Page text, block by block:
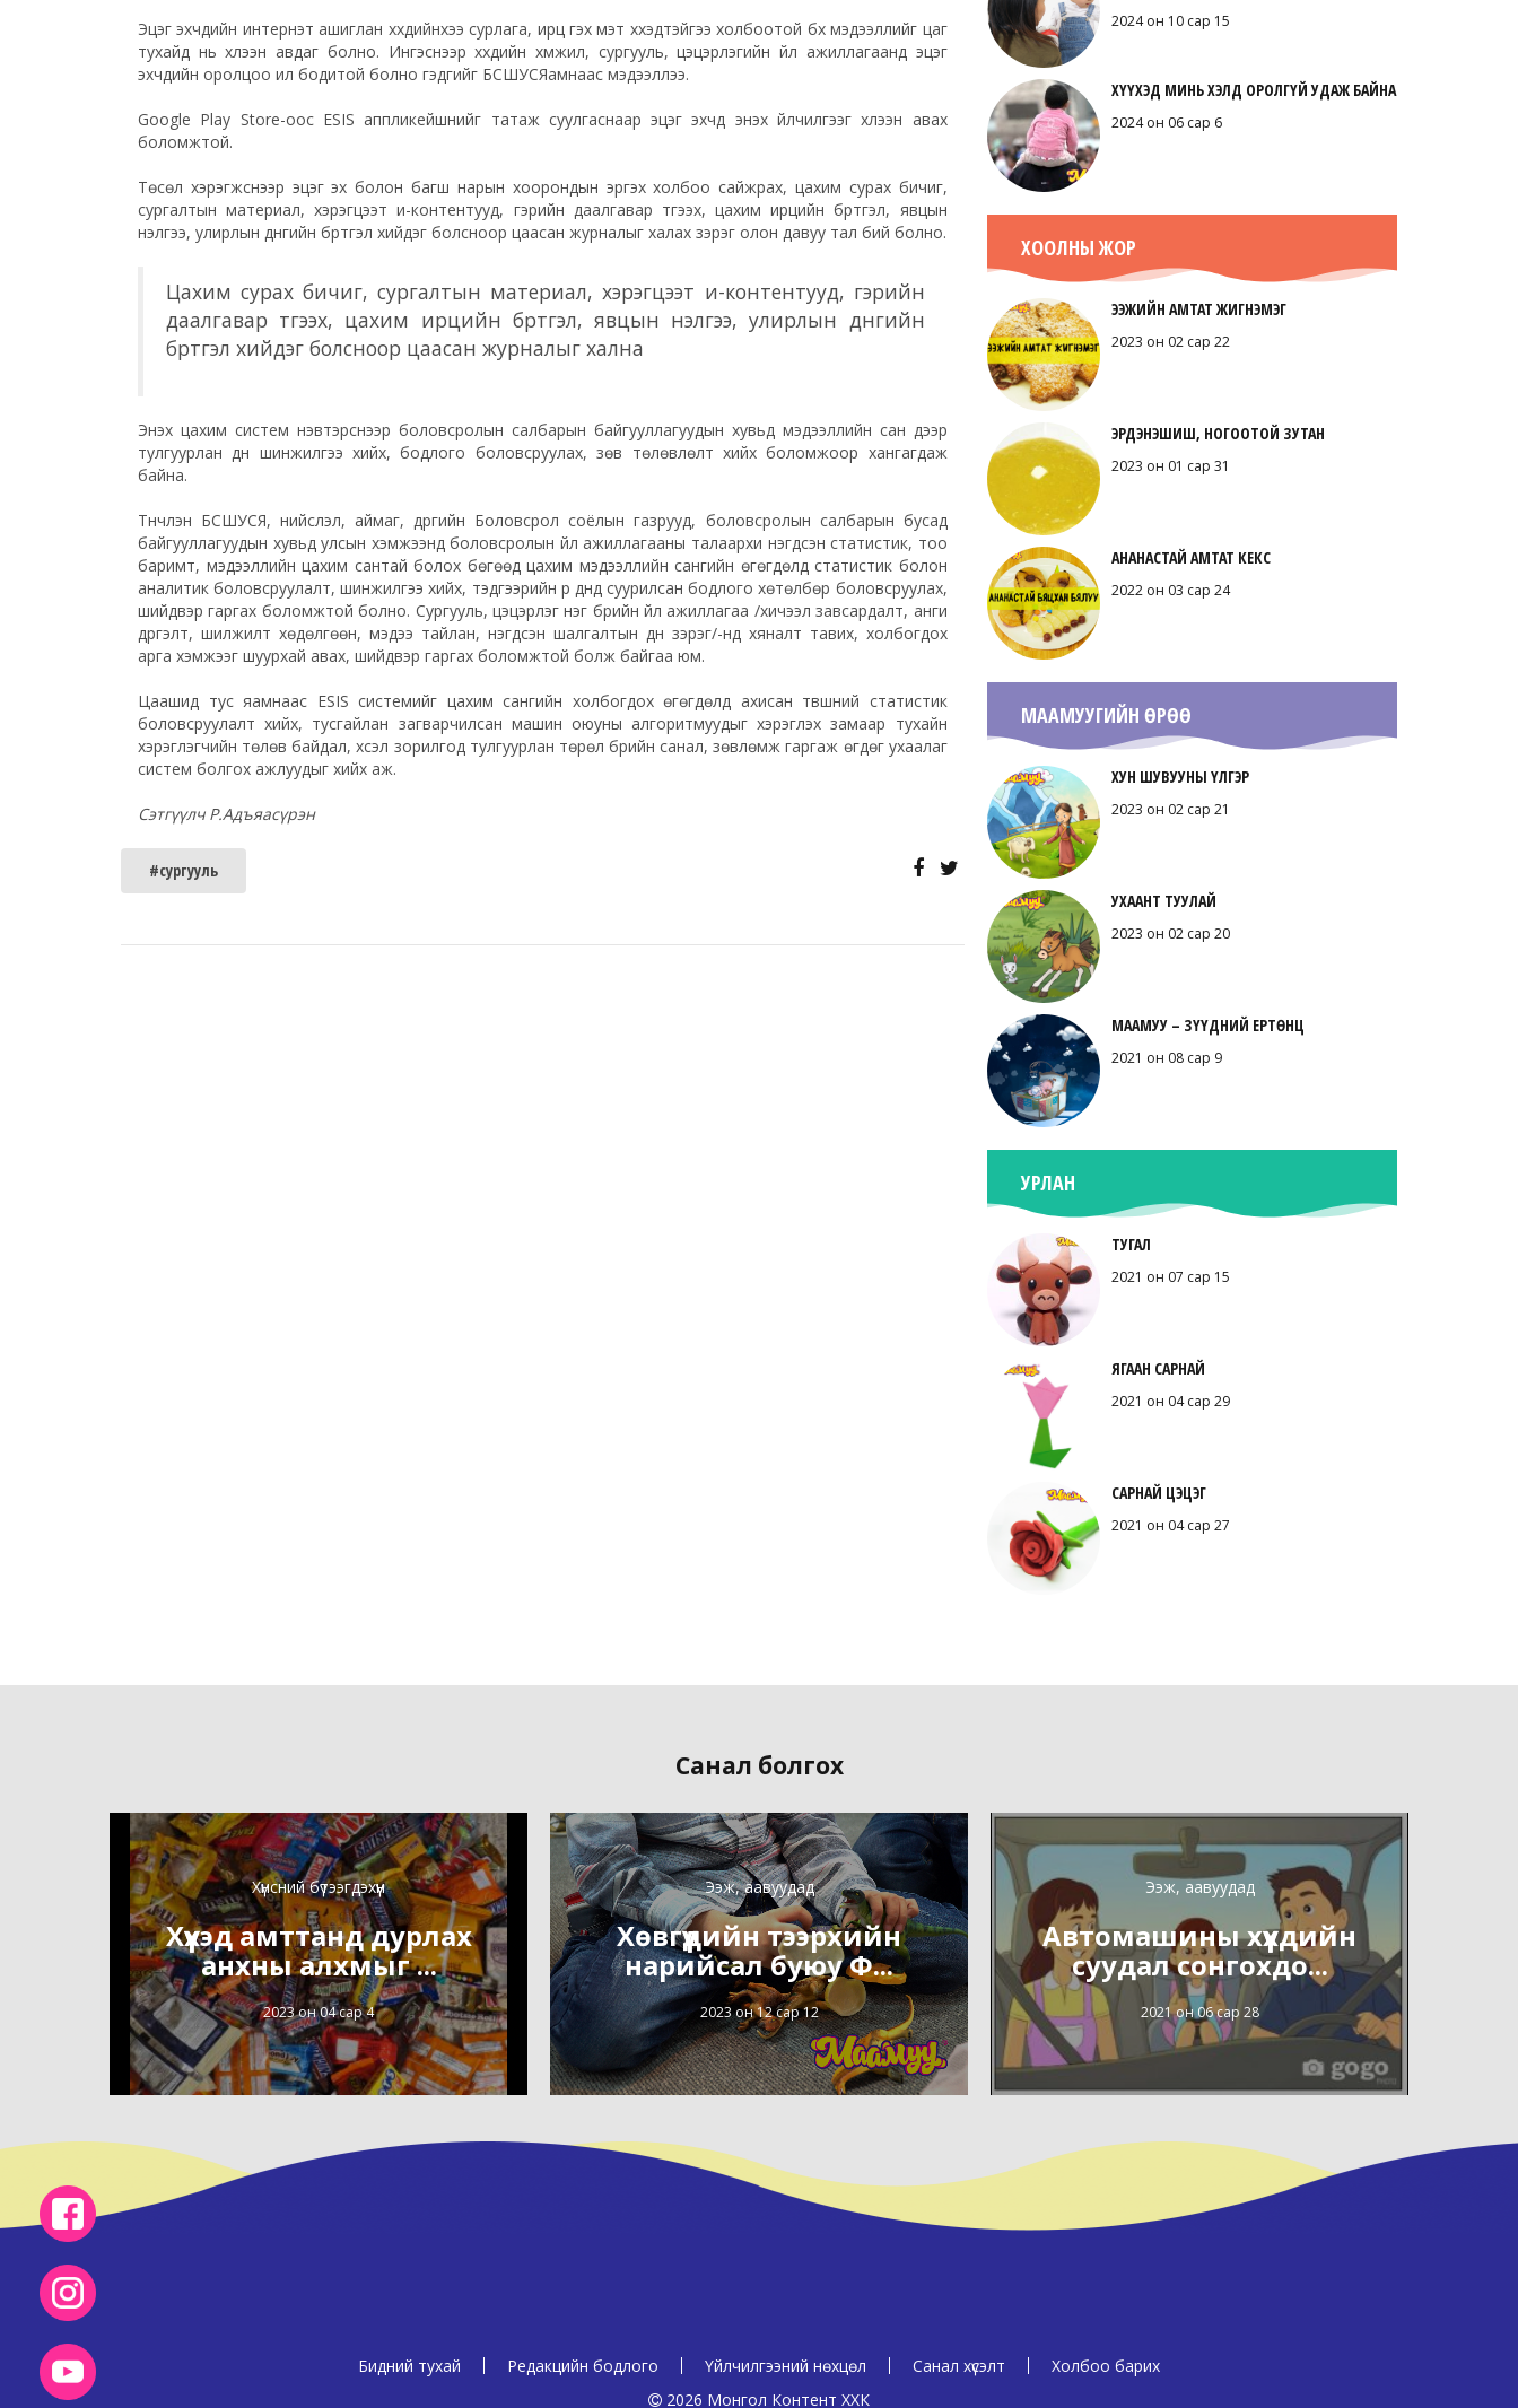
Эцэг эхчүүдийн интернэт ашиглан хүүхдийнхээ сурлага, ирц гэх мэт хүүхэдтэйгээ холбоотой бүх мэдээллийг цаг
тухайд нь хүлээн авдаг болно. Ингэснээр хүүхдийн хүмүүжил, сургууль, цэцэрлэгийн үйл ажиллагаанд эцэг
эхчүүдийн оролцоо илүү бодитой болно гэдгийг БСШУСЯамнаас мэдээллээ.
Google Play Store-оос ESIS аппликейшнийг татаж суулгаснаар эцэг эхчүүд энэхүү үйлчилгээг хүлээн авах
боломжтой.
Төсөл хэрэгжснээр эцэг эх болон багш нарын хоорондын эргэх холбоо сайжрах, цахим сурах бичиг,
сургалтын материал, хэрэгцээт и-контентууд, гэрийн даалгавар түгээх, цахим ирцийн бүртгэл, явцын
үнэлгээ, улирлын дүнгийн бүртгэл хийдэг болсноор цаасан журналыг халах зэрэг олон давуу тал бий болно.
Цахим сурах бичиг, сургалтын материал, хэрэгцээт и-контентууд, гэрийн
даалгавар түгээх, цахим ирцийн бүртгэл, явцын үнэлгээ, улирлын дүнгийн
бүртгэл хийдэг болсноор цаасан журналыг хална
Энэхүү цахим систем нэвтэрснээр боловсролын салбарын байгууллагуудын хувьд мэдээллийн сан дээр
тулгуурлан дүн шинжилгээ хийх, бодлого боловсруулах, зөв төлөвлөлт хийх боломжоор хангагдаж
байна.
Түүнчлэн БСШУСЯ, нийслэл, аймаг, дүүргийн Боловсрол соёлын газрууд, боловсролын салбарын бусад
байгууллагуудын хувьд улсын хэмжээнд боловсролын үйл ажиллагааны талаархи нэгдсэн статистик, тоо
баримт, мэдээллийн цахим сантай болох бөгөөд цахим мэдээллийн сангийн өгөгдөлд статистик болон
аналитик боловсруулалт, шинжилгээ хийх, тэдгээрийн үр дүнд суурилсан бодлого хөтөлбөр боловсруулах,
шийдвэр гаргах боломжтой болно. Сургууль, цэцэрлэг нэг бүрийн үйл ажиллагаа /хичээл завсардалт, анги
дүүргэлт, шилжилт хөдөлгөөн, мэдээ тайлан, нэгдсэн шалгалтын дүн зэрэг/-нд хяналт тавих, холбогдох
арга хэмжээг шуурхай авах, шийдвэр гаргах боломжтой болж байгаа юм.
Цаашид тус яамнаас ESIS системийг цахим сангийн холбогдох өгөгдөлд ахисан түвшний статистик
боловсруулалт хийх, тусгайлан загварчилсан машин оюуны алгоритмуудыг хэрэглэх замаар тухайн
хэрэглэгчийн төлөв байдал, хүсэл зорилгод тулгуурлан төрөл бүрийн санал, зөвлөмж гаргаж өгдөг ухаалаг
систем болгох ажлуудыг хийх аж.
Сэтгүүлч Р.Адъяасүрэн
#сургууль
2024 он 10 сар 15
ХҮҮХЭД МИНЬ ХЭЛД ОРОЛГҮЙ УДАЖ БАЙНА
2024 он 06 сар 6
ХООЛНЫ ЖОР
ЭЭЖИЙН АМТАТ ЖИГНЭМЭГ
2023 он 02 сар 22
ЭРДЭНЭШИШ, НОГООТОЙ ЗУТАН
2023 он 01 сар 31
АНАНАСТАЙ АМТАТ КЕКС
2022 он 03 сар 24
МААМУУГИЙН ӨРӨӨ
ХУН ШУВУУНЫ ҮЛГЭР
2023 он 02 сар 21
УХААНТ ТУУЛАЙ
2023 он 02 сар 20
МААМУУ – ЗҮҮДНИЙ ЕРТӨНЦ
2021 он 08 сар 9
УРЛАН
ТУГАЛ
2021 он 07 сар 15
ЯГААН САРНАЙ
2021 он 04 сар 29
САРНАЙ ЦЭЦЭГ
2021 он 04 сар 27
Санал болгох
Хүнсний бүтээгдэхүүн
Хүүхэд амттанд дурлах
анхны алхмыг ...
2023 он 04 сар 4
Ээж, аавуудад
Хөвгүүдийн тээрхийн
нарийсал буюу Ф...
2023 он 12 сар 12
Ээж, аавуудад
Автомашины хүүхдийн
суудал сонгохдо...
2021 он 06 сар 28
Бидний тухай Редакцийн бодлого Үйлчилгээний нөхцөл Санал хүсэлт
Холбоо барих
2026 Монгол Контент ХХК